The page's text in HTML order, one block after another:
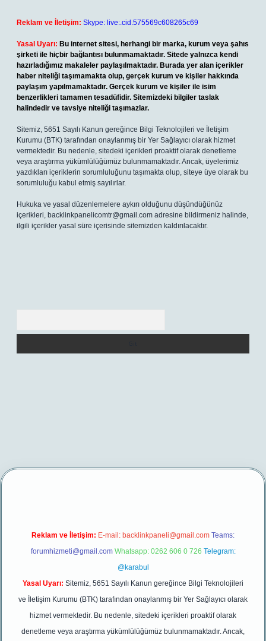
Reklam ve İletişim: Skype: live:.cid.575569c608265c69
Yasal Uyarı: Bu internet sitesi, herhangi bir marka, kurum veya şahıs
şirketi ile hiçbir bağlantısı bulunmamaktadır. Sitede yalnızca kendi
hazırladığımız makaleler paylaşılmaktadır. Burada yer alan içerikler
haber niteliği taşımamakta olup, gerçek kurum ve kişiler hakkında
paylaşım yapılmamaktadır. Gerçek kurum ve kişiler ile isim
benzerlikleri tamamen tesadüfidir. Sitemizdeki bilgiler taslak
halindedir ve tavsiye niteliği taşımazlar.
Sitemiz, 5651 Sayılı Kanun gereğince Bilgi Teknolojileri ve İletişim
Kurumu (BTK) tarafından onaylanmış bir Yer Sağlayıcı olarak hizmet
vermektedir. Bu nedenle, sitedeki içerikleri proaktif olarak denetleme
veya araştırma yükümlülüğümüz bulunmamaktadır. Ancak, üyelerimiz
yazdıkları içeriklerin sorumluluğunu taşımakta olup, siteye üye olarak bu
sorumluluğu kabul etmiş sayılırlar.
Hukuka ve yasal düzenlemelere aykırı olduğunu düşündüğünüz
içerikleri, backlinkpanelicomtr@gmail.com adresine bildirmeniz halinde,
ilgili içerikler yasal süre içerisinde sitemizden kaldırılacaktır.
yeni giriş
Reklam ve İletişim: E-mail: backlinkpaneli@gmail.com Teams:
forumhizmeti@gmail.com Whatsapp: 0262 606 0 726 Telegram:
@karabul
Yasal Uyarı: Sitemiz, 5651 Sayılı Kanun gereğince Bilgi Teknolojileri
ve İletişim Kurumu (BTK) tarafından onaylanmış bir Yer Sağlayıcı olarak
hizmet vermektedir. Bu nedenle, sitedeki içerikleri proaktif olarak
denetleme veya araştırma yükümlülüğümüz bulunmamaktadır. Ancak,